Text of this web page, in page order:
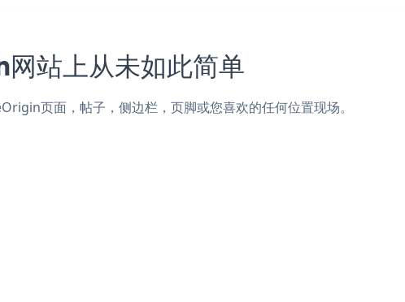
站上从未如此简单
页面，帖子，侧边栏，页脚或您喜欢的任何位置现场。